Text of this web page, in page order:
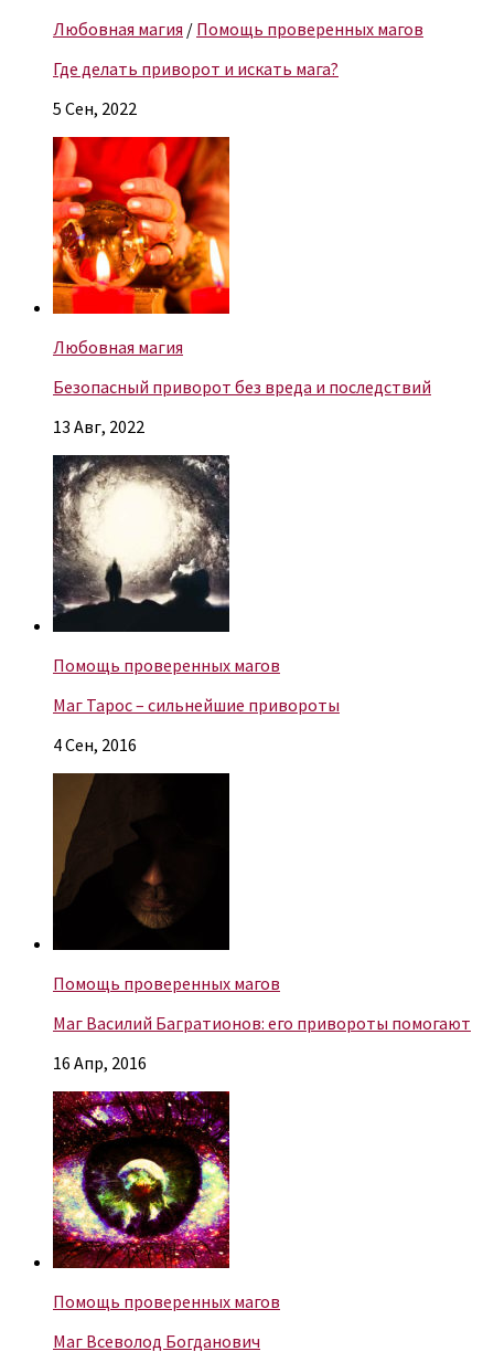
Любовная магия / Помощь проверенных магов
Где делать приворот и искать мага?
5 Сен, 2022
Любовная магия
Безопасный приворот без вреда и последствий
13 Авг, 2022
Помощь проверенных магов
Маг Тарос – сильнейшие привороты
4 Сен, 2016
Помощь проверенных магов
Маг Василий Багратионов: его привороты помогают
16 Апр, 2016
Помощь проверенных магов
Маг Всеволод Богданович